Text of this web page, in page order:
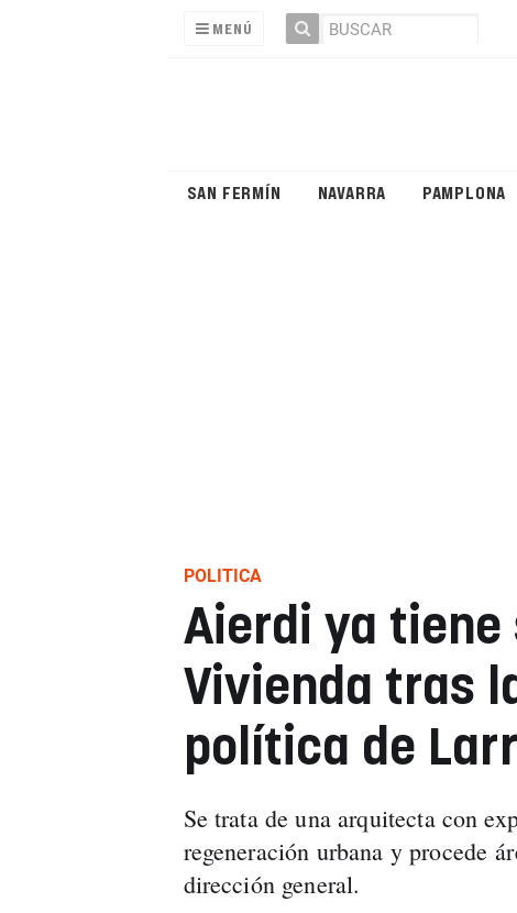
MENÚ
SAN FERMÍN NAVARRA PAMPLONA
POLITICA
Aierdi ya
Vivienda tras
política de
Se trata de una arquitecta con
regeneración urbana y procede
dirección general.